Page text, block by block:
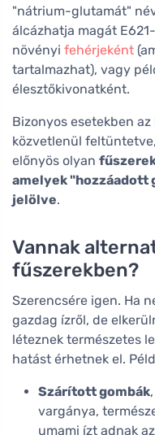
"nátrium-glutamát"
álcázhatja magát
növényi fehérjeként
tartalmazhat), vagy
élesztőkivonatként.
Bizonyos esetekben
közvetlenül
előnyös olyan
amelyek "hozzáadott
jelölve.
Vannak
fűszerekben?
Szerencsére igen. Ha
gazdag ízről, de
léteznek természetes
hatást érhetnek el.
Szárított gombák
vargánya,
umami ízt adnak